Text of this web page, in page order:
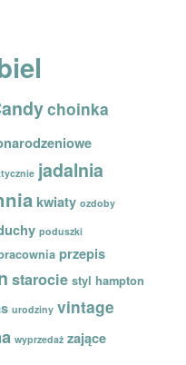
choinka
jadalnia
kwiaty ozdoby
poduszki
przepis
starocie styl hampton
urodziny vintage
wyprzedaż zające